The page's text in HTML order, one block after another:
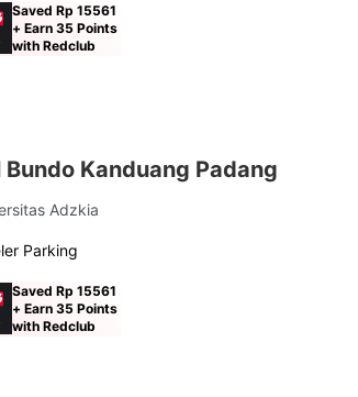
Saved Rp 15561
+ Earn 35 Points
with Redclub
Kanduang Padang
Adzkia
Parking
Saved Rp 15561
+ Earn 35 Points
with Redclub